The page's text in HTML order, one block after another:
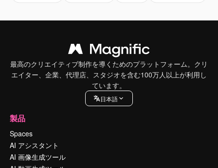
最高のクリエイティブ制作を導くためのプラットフォーム。クリ
エイター、企業、代理店、スタジオを含む100万人以上が利用し
ています。
日本語
製品
Spaces
AI アシスタント
AI 画像生成ツール